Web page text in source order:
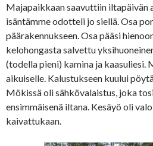
Majapaikkaan saavuttiin iltapäivän
isäntämme odotteli jo siellä. Osa
päärakennukseen. Osa pääsi
kelohongasta salvettu
(todella pieni) kamina ja kaasuliesi.
aikuiselle. Kalustukseen kuului
Mökissä oli sähkövalaistus, joka
ensimmäisenä iltana. Kesäyö oli
kaivattukaan.